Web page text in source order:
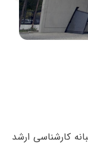
کارشناسی ارشد